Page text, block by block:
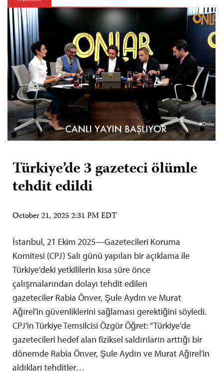
Türkiye’de 3 gazeteci ölümle
tehdit edildi
October 21, 2025 2:31 PM EDT
İstanbul, 21 Ekim 2025—Gazetecileri Koruma
Komitesi (CPJ) Salı günü yapılan bir açıklama ile
Türkiye’deki yetkililerin kısa süre önce
çalışmalarından dolayı tehdit edilen
gazeteciler Rabia Önver, Şule Aydın ve Murat
Ağırel’in güvenliklerini sağlaması gerektiğini söyledi.
CPJ’in Türkiye Temsilcisi Özgür Öğret: “Türkiye’de
gazetecileri hedef alan fiziksel saldırıların arttığı bir
dönemde Rabia Önver, Şule Aydın ve Murat Ağırel’in
aldıkları tehditler…